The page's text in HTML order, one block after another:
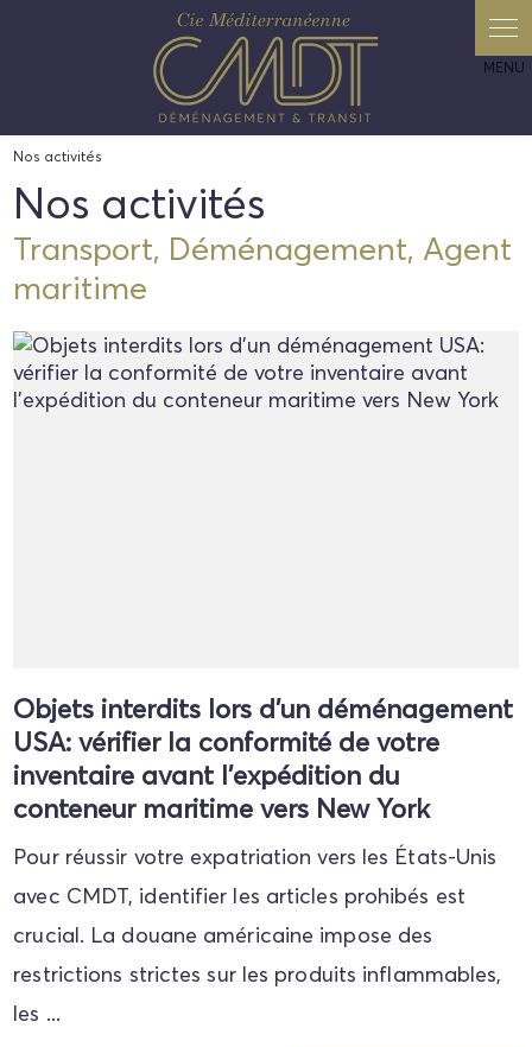
Nos activités
Nos activités
Transport, Déménagement, Agent
maritime
Objets interdits lors d'un déménagement
USA: vérifier la conformité de votre
inventaire avant l'expédition du
conteneur maritime vers New York
Pour réussir votre expatriation vers les États-Unis
avec CMDT, identifier les articles prohibés est
crucial. La douane américaine impose des
restrictions strictes sur les produits inflammables,
les ...
Panneau de gestion des cookies